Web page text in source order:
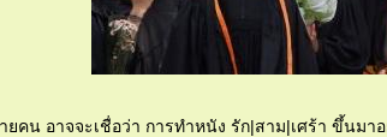
ยคน อาจจะเชื่อว่า การทำหนัง รัก|สาม|เศร้า ขึ้นม